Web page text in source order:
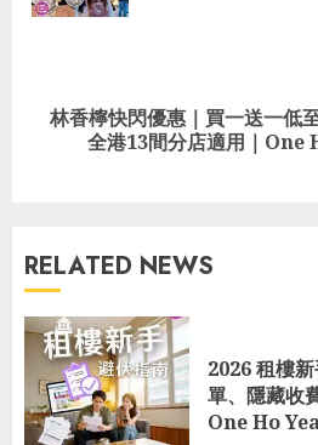
Next
林香檸快閃優惠｜買一送一低
全港13間分店適用｜One
RELATED NEWS
2026 租樓
單、隱藏收
One Ho